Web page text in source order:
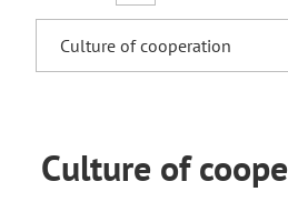
Culture of